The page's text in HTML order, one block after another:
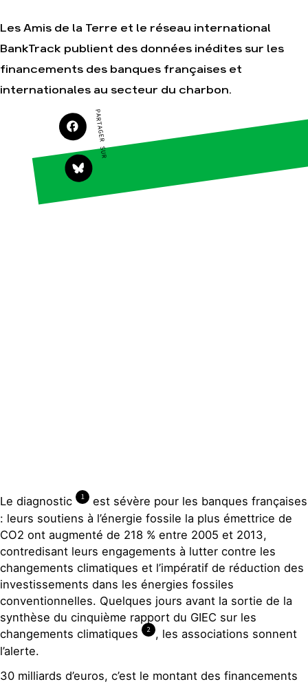
Faire un don
S'engager sur le
Agir au quotidien
Soutenir les
campagnes
Transmettre tout
ou partie de son
thématiques
Climat – Énergie
Agriculture
Forêts
Les Amis de la Terre et le réseau international
BankTrack publient des données inédites sur les
financements des banques françaises et
internationales au secteur du charbon.
PARTAGER SUR
Le diagnostic 1
est sévère pour les banques françaises
: leurs soutiens à l’énergie fossile la plus émettrice de
CO2 ont augmenté de 218 % entre 2005 et 2013,
contredisant leurs engagements à lutter contre les
changements climatiques et l’impératif de réduction des
investissements dans les énergies fossiles
conventionnelles. Quelques jours avant la sortie de la
synthèse du cinquième rapport du GIEC sur les
changements climatiques
2
, les associations sonnent
l’alerte.
30 milliards d’euros, c’est le montant des financements